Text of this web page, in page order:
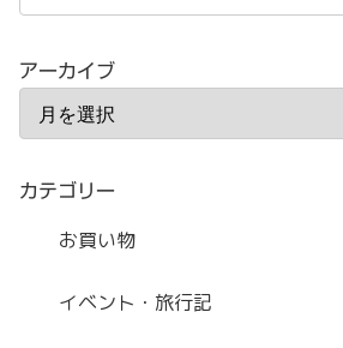
アーカイブ
カテゴリー
お買い物
イベント・旅行記